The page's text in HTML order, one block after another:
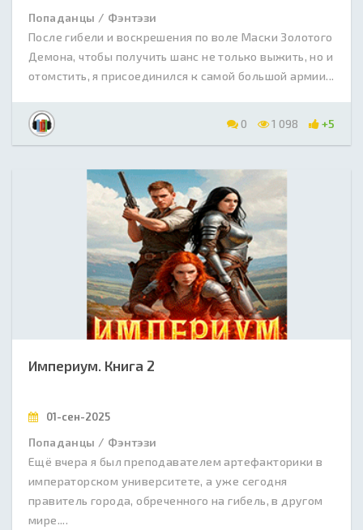
Попаданцы / Фэнтэзи
После гибели и воскрешения по воле Маски Золотого
Демона, чтобы получить шанс не только выжить, но и
отомстить, я присоединился к самой большой армии...
0 1 098 +5
Империум. Книга 2
01-сен-2025
Попаданцы / Фэнтэзи
Ещё вчера я был преподавателем артефакторики в
императорском университете, а уже сегодня
правитель города, обреченного на гибель, в другом
мире....